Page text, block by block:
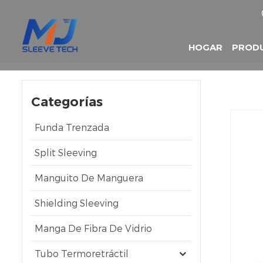
HOGAR
Categorías
Funda Trenzada
Split Sleeving
Manguito De Manguera
Shielding Sleeving
Manga De Fibra De Vidrio
Tubo Termoretráctil